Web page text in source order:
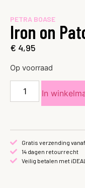
PETRA BOASE
Iron on
€ 4,95
Op voorraad
In
Gratis verzending
14 dagen retourrecht
Veilig betalen met